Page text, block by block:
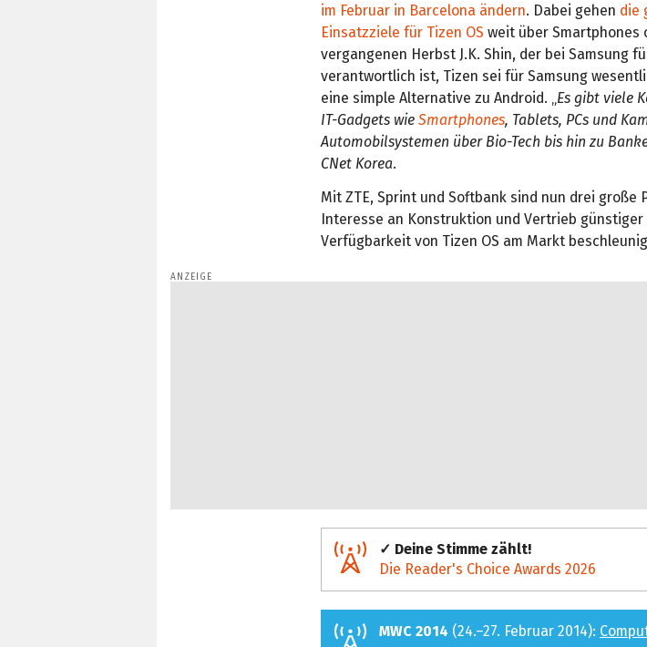
im Februar in Barcelona ändern. Dabei gehen die
Einsatzziele für Tizen OS weit über Smartphones
vergangenen Herbst J.K. Shin, der bei Samsung
verantwortlich ist, Tizen sei für Samsung
eine simple Alternative zu Android. „Es gibt viele
IT-Gadgets wie Smartphones, Tablets, PCs und
Automobilsystemen über Bio-Tech bis hin zu
CNet Korea.
Mit ZTE, Sprint und Softbank sind nun drei
Interesse an Konstruktion und Vertrieb
Verfügbarkeit von Tizen OS am Markt
✓ Deine Stimme zählt!
Die Reader's Choice Awards 2026
MWC 2014 (24.–27. Februar 2014):